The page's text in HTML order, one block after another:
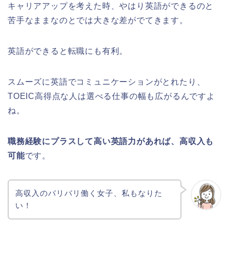
キャリアアップを考えた時、やはり英語ができるのと
苦手なままなのとでは大きな差がでてきます。
英語ができると転職にも有利。
スムーズに英語でコミュニケーションがとれたり、
TOEIC高得点な人は選べる仕事の幅も広がるんですよ
ね。
職務経験にプラスして高い英語力があれば、高収入も
可能です。
高収入のバリバリ働く女子、私もなりた
い！